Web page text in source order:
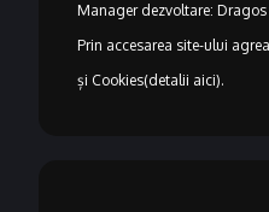
Manager dezvoltare:
Prin accesarea site-ului
și Cookies(detalii aici).